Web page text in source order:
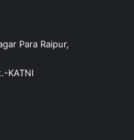
Para Raipur,
KATNI